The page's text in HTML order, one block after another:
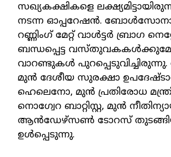
സഖ്യകക്ഷികളെ
നടന്ന ഓപ്പറേഷന്‍.
റണ്ണിംഗ് മേറ്റ് വാള്‍ട്ടര്‍ ബ്രാഗ
ബന്ധപ്പെട്ട
വാറണ്ടുകള്‍ പുറപ്പെടുവിച്ചിരുന്നു.
മുന്‍ ദേശീയ സുരക്ഷാ
ഹെലെനോ, മുന്‍ പ്രതിരോധ
നൊഗ്വേറ ബാറ്റിസ്റ്റ, മുന്‍
ആന്‍ഡേഴ്‌സണ്‍ ടോറസ്
ഉള്‍പ്പെടുന്നു.